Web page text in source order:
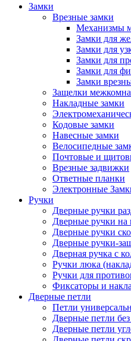
Замки
Врезные замки
Механизмы
Замки для
Замки для
Замки для
Замки для
Замки
Защелки
Накладные замки
Кодовые замки
Навесные замки
Велосипедные
Почтовые и
Врезные задвижки
Ответные планки
Электронные
Ручки
Дверные ручки
Дверные ручки на
Дверные ручки
Дверные ручки-
Дверная ручка с
Ручки люка
Ручки для
Фиксаторы и
Дверные петли
Петли
Дверные петли без
Дверные петли